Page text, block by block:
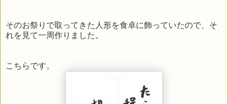
そのお祭りで取ってきた人形を食卓に飾っていたので、そ
れを見て一周作りました。
こちらです。